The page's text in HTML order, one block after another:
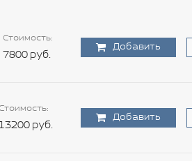
Стоимость:
7800 руб.
Добавить
Стоимость:
13200 руб.
Добавить